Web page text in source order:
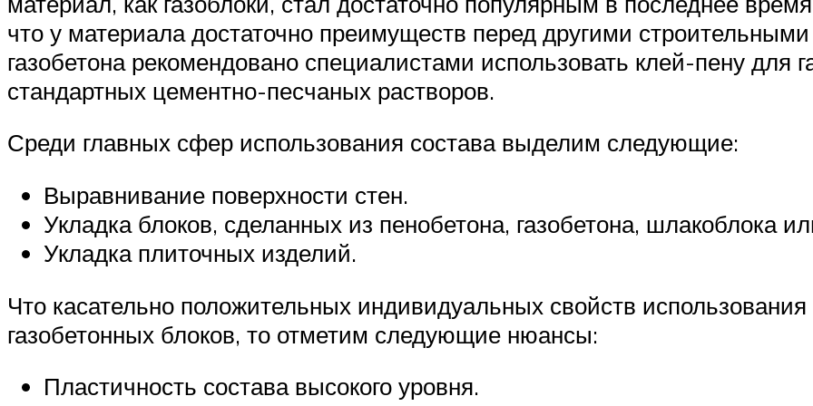
что у материала достаточно преимуществ перед другими
газобетона рекомендовано специалистами использовать клей-пену для
стандартных цементно-песчаных растворов.
Среди главных сфер использования состава выделим следующие:
Выравнивание поверхности стен.
Укладка блоков, сделанных из пенобетона, газобетона, шлакоблока
Укладка плиточных изделий.
Что касательно положительных индивидуальных свойств
газобетонных блоков, то отметим следующие нюансы:
Пластичность состава высокого уровня.